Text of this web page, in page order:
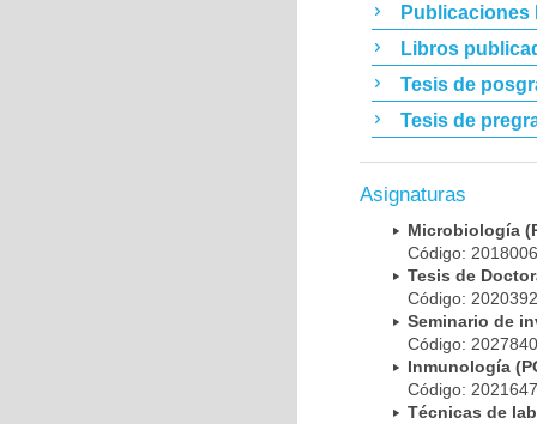
Publicaciones
Libros
Tesis de
Tesis de
Asignaturas
Microbiología
Código:
Tesis de
Código:
Seminario de
Código:
Inmunología
Código:
Técnicas de